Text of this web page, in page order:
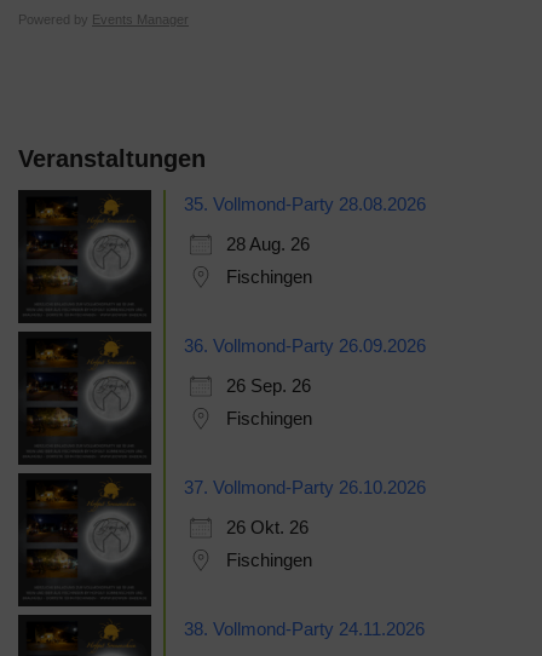
Powered by Events Manager
Veranstaltungen
35. Vollmond-Party 28.08.2026
28 Aug. 26
Fischingen
36. Vollmond-Party 26.09.2026
26 Sep. 26
Fischingen
37. Vollmond-Party 26.10.2026
26 Okt. 26
Fischingen
38. Vollmond-Party 24.11.2026